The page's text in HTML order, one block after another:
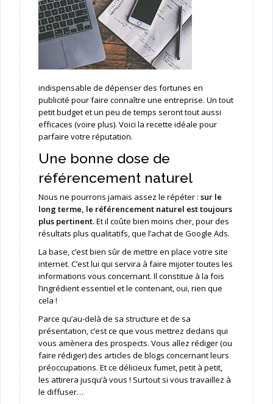
indispensable de dépenser des fortunes en
publicité pour faire connaître une entreprise. Un tout
petit budget et un peu de temps seront tout aussi
efficaces (voire plus). Voici la recette idéale pour
parfaire votre réputation.
Une bonne dose de
référencement naturel
Nous ne pourrons jamais assez le répéter : sur le
long terme, le référencement naturel est toujours
plus pertinent.Et il coûte bien moins cher, pour des
résultats plus qualitatifs, que l’achat de Google Ads.
La base, c’est bien sûr de mettre en place votre site
internet. C’est lui qui servira à faire mijoter toutes les
informations vous concernant. Il constitue à la fois
l’ingrédient essentiel et le contenant, oui, rien que
cela !
Parce qu’au-delà de sa structure et de sa
présentation, c’est ce que vous mettrez dedans qui
vous amènera des prospects. Vous allez rédiger (ou
faire rédiger) des articles de blogs concernant leurs
préoccupations. Et ce délicieux fumet, petit à petit,
les attirera jusqu’à vous ! Surtout si vous travaillez à
le diffuser…